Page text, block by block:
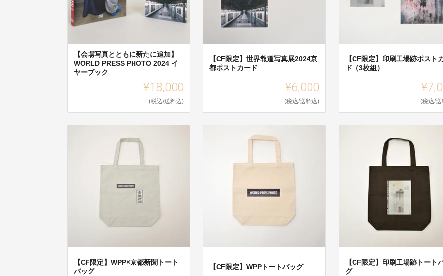
【会場写真とともに新たに追加】
WORLD PRESS PHOTO 2024 イ
ヤーブック
¥18,000
(税込/送料込)
【CF限定】世界報道写真展2024京
都ポストカード
¥6,000
(税込/送料込)
【CF限定】印刷工場跡ポスト
ド（3枚組）
(税込/送
【CF限定】WPP×京都新聞トート
バッグ
【CF限定】WPPトートバッグ
【CF限定】印刷工場跡トート
グ